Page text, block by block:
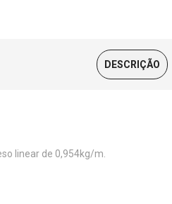
DESCRIÇÃO
linear de 0,954kg/m.